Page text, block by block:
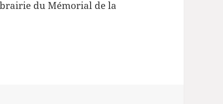
du Mémorial de la